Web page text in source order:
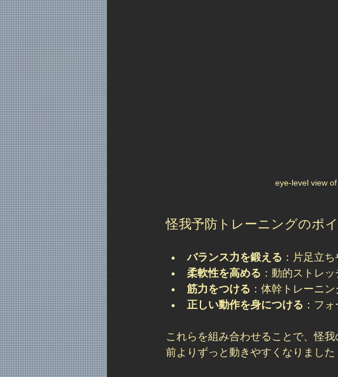
eye-level view
怪我予防トレーニングのポ
バランス力を鍛える ：片足立
柔軟性を高める ：動的ストレ
筋力をつける ：体幹トレーニ
正しい動作を身につける ：フ
これらを組み合わせることで、怪
前よりずっと動きやすくなりました